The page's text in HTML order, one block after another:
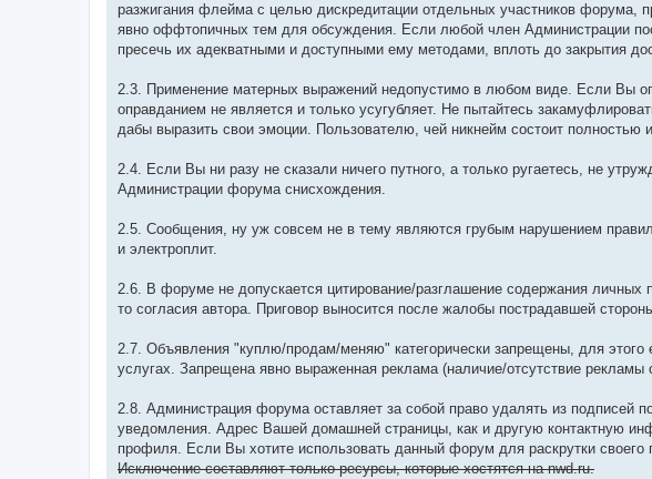
разжигания флейма с целью дискредитации отдельных участников форума,
явно оффтопичных тем для обсуждения. Если любой член Администрации
пресечь их адекватными и доступными ему методами, вплоть до закрытия
2.3. Применение матерных выражений недопустимо в любом виде. Если Вы
оправданием не является и только усугубляет. Не пытайтесь
дабы выразить свои эмоции. Пользователю, чей никнейм состоит
2.4. Если Вы ни разу не сказали ничего путного, а только ругаетесь, не
Администрации форума снисхождения.
2.5. Сообщения, ну уж совсем не в тему являются грубым нарушением
и электроплит.
2.6. В форуме не допускается цитирование/разглашение содержания
то согласия автора. Приговор выносится после жалобы пострадавшей
2.7. Объявления "куплю/продам/меняю" категорически запрещены, для
услугах. Запрещена явно выраженная реклама (наличие/отсутствие
2.8. Администрация форума оставляет за собой право удалять из подписей
уведомления. Адрес Вашей домашней страницы, как и другую контактную
профиля. Если Вы хотите использовать данный форум для раскрутки
Исключение составляют только ресурсы, которые хостятся на nwd.ru.